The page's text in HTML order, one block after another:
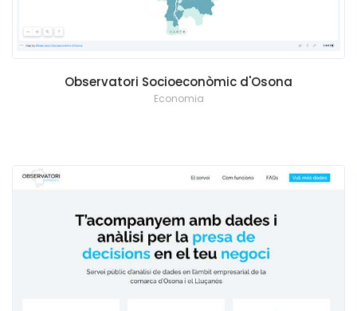
Observatori Socioeconòmic d'Osona
Economia